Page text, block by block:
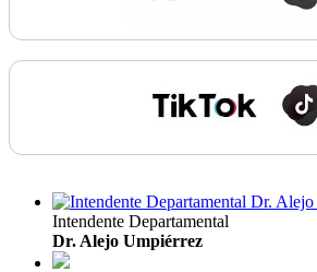
Intendente Departamental
Dr. Alejo Umpiérrez